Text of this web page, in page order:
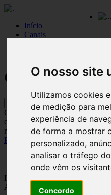
O nosso site
Utilizamos cookies
de medição para
experiência de
de forma a mostrar
personalizado,
analisar o tráfego
onde vêm os
Concordo
Início
Canais
Canal Indie
500 músicas
O mix entre eletrónica e indie.
com
ritmo baixo e estabeleça um
Pedir Informação
Detalhes
Intensidade
Alta, Média